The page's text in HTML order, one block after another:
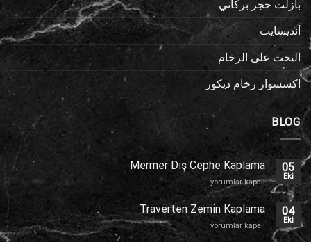
بازلت حجر بركاني
أنديسايت
النحت على الرخام
اكسسوار رخام ديكور
BLOG
05
Eki
Mermer Dış Cephe Kaplama
Mermer
Dış
Cephe
Kaplama
için
yorumlar kapalı
04
Eki
Traverten Zemin Kaplama
Traverten
Zemin
yorumlar kapalı